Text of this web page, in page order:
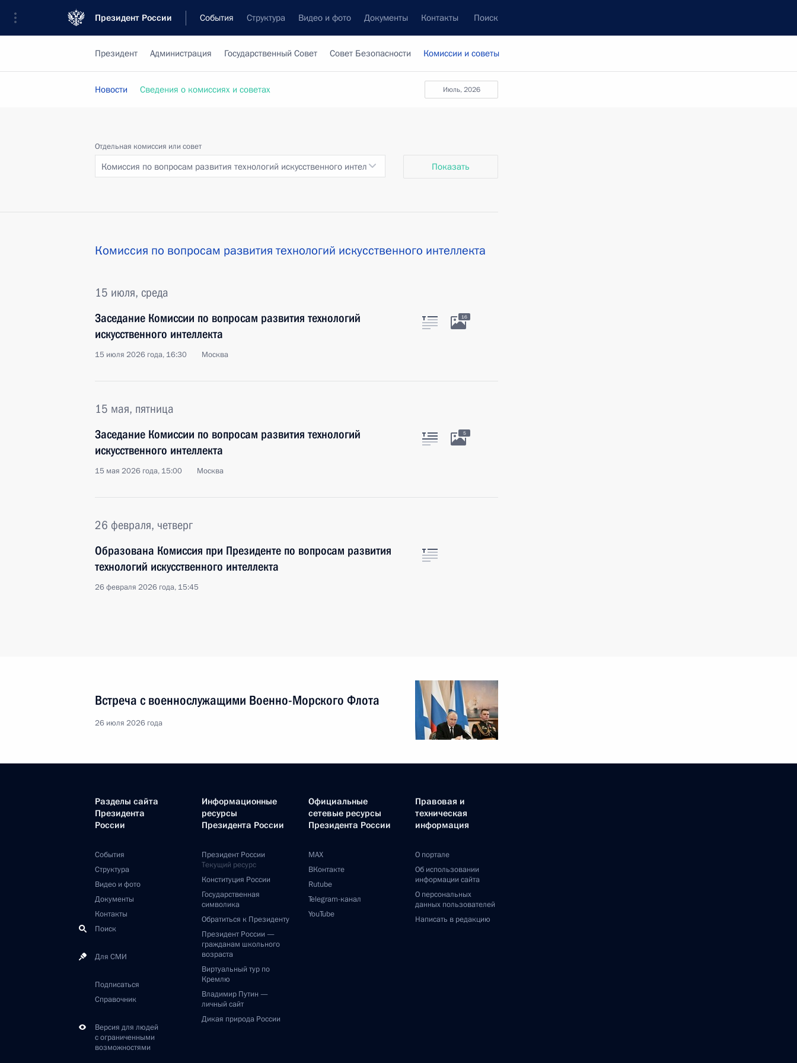
Президент России События Структура Видео и фото Документы Контакты Поиск
Президент Администрация Государственный Совет Совет Безопасности Комиссии и советы
июль, 2026
Новости Сведения о комиссиях и советах
Отдельная комиссия или совет
Комиссия по вопросам развития технологий искусственного интеллекта Показать
Комиссия по вопросам развития технологий искусственного интеллекта
15 июля, среда
Заседание Комиссии по вопросам развития технологий
искусственного интеллекта
15 июля 2026 года, 16:30 Москва
16
15 мая, пятница
Заседание Комиссии по вопросам развития технологий
искусственного интеллекта
15 мая 2026 года, 15:00 Москва
5
26 февраля, четверг
Образована Комиссия при Президенте по вопросам развития
технологий искусственного интеллекта
26 февраля 2026 года, 15:45
Встреча с военнослужащими Военно-Морского Флота
26 июля 2026 года
Разделы сайта
Президента
России
События
Структура
Видео и фото
Документы
Контакты
Поиск
Для СМИ
Подписаться
Справочник
Версия для людей
с ограниченными
возможностями
Информационные
ресурсы
Президента России
Президент России
Текущий ресурс
Конституция России
Государственная
символика
Обратиться к Президенту
Президент России —
гражданам школьного
возраста
Виртуальный тур по
Кремлю
Владимир Путин —
личный сайт
Дикая природа России
Официальные
сетевые ресурсы
Президента России
MAX
ВКонтакте
Rutube
Telegram-канал
YouTube
Правовая и
техническая
информация
О портале
Об использовании
информации сайта
О персональных
данных пользователей
Написать в редакцию